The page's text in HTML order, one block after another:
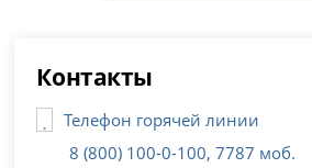
Контакты
Телефон горячей линии
8 (800) 100-0-100, 7787 моб.